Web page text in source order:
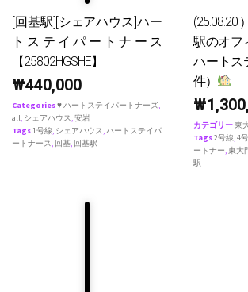
[回基駅][シェアハウス]ハー
トステイパートナース
【25802HGSHE】
₩440,000
Categories♥ ハートステイパートナーズ,
all, シェアハウス,安岩
Tags1号線, シェアハウス,ハートステイパ
ートナース, 回基, 回基駅
駅のオフ
ハートス
件）
₩
カテゴリー東
Tags2号線,4
ートナー,東大
駅